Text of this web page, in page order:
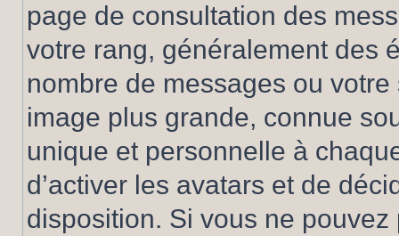
page de consultation des
votre rang, généralement des
nombre de messages ou
image plus grande, connue
unique et personnelle à
d’activer les avatars et de
disposition. Si vous ne pouvez